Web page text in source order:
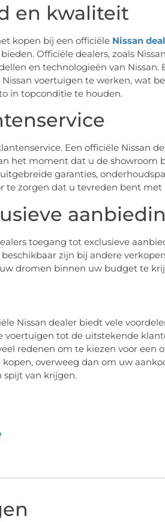
en kwaliteit
kopen bij een officiële Nissan
Officiële dealers, zoals
en technologieën van Nissan.
voertuigen te werken, wat
in topconditie te houden.
Een officiële Nissan
het moment dat u de showroom
garanties,
te zorgen dat u tevreden bent met
toegang tot exclusieve
zijn bij andere
dromen binnen uw budget te
Nissan dealer biedt vele
tot de uitstekende
redenen om te kiezen voor een
overweeg dan om uw
spijt van krijgen.